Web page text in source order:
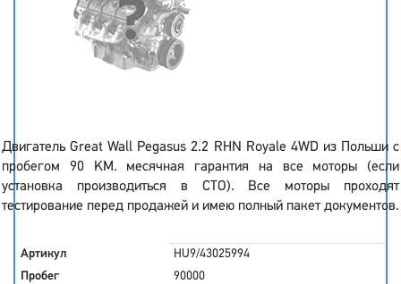
Двигатель Great Wall Pegasus 2.2 RHN Royale 4WD из Польши с
пробегом 90 KM. месячная гарантия на все моторы (если
установка производиться в СТО). Все моторы проходят
тестирование перед продажей и имею полный пакет документов.
Артикул
HU9/43025994
Пробег
90000